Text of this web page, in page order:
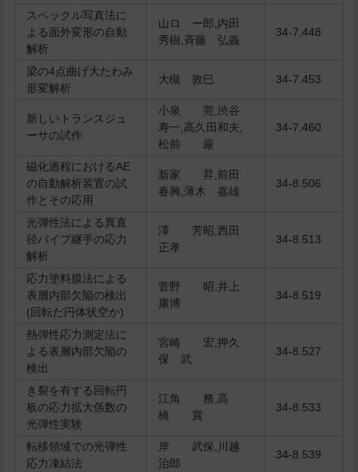
スペックル写真法に
よる面外変形の自動
解析
山ロ ー郎,内田
秀樹,斉藤 弘義
34-7.448
梁の4点曲げ大たわみ
形変解析
大槻 敦巳 34-7.453
新しいトランスジュ
ーサの試作
小泉 莞,渋谷
寿一,高久田和夫,
松前 厳
34-7.460
磁化過程におけるAE
の自動解析装置の試
作とその応用
新家 昇,前田
春興,薄木 嘉雄
34-8.506
光弾性法による異直
径パイプ継手の応力
解析
澤 芳昭,西田
正孝
34-8.513
応力塗料膜法による
表層内部欠陥の検出
(回転だ円体状空か)
菅野 昭,井上
康博
34-8.519
熱弾性応力測定法に
よる表層内部欠陥の
検出
宮崎 宏,押久
保 武
34-8.527
き裂を有する回転円
板の応力拡大係数の
光弾性実験
江角 務,高
橋 賞
34-8.533
転移領域での光弾性
応力凍結法
岸 武保,川越
治郎
34-8.539